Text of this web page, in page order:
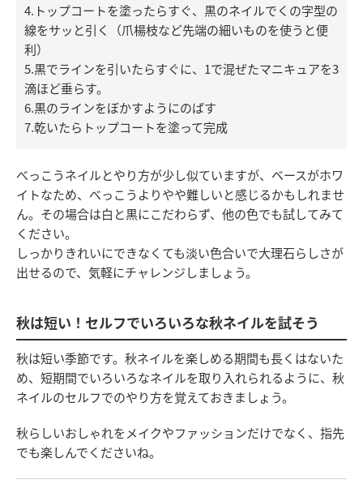
4.トップコートを塗ったらすぐ、黒のネイルでくの字型の
線をサッと引く（爪楊枝など先端の細いものを使うと便
利）
5.黒でラインを引いたらすぐに、1で混ぜたマニキュアを3
滴ほど垂らす。
6.黒のラインをぼかすようにのばす
7.乾いたらトップコートを塗って完成
べっこうネイルとやり方が少し似ていますが、ベースがホワ
イトなため、べっこうよりやや難しいと感じるかもしれませ
ん。その場合は白と黒にこだわらず、他の色でも試してみて
ください。
しっかりきれいにできなくても淡い色合いで大理石らしさが
出せるので、気軽にチャレンジしましょう。
秋は短い！セルフでいろいろな秋ネイルを試そう
秋は短い季節です。秋ネイルを楽しめる期間も長くはないた
め、短期間でいろいろなネイルを取り入れられるように、秋
ネイルのセルフでのやり方を覚えておきましょう。
秋らしいおしゃれをメイクやファッションだけでなく、指先
でも楽しんでくださいね。